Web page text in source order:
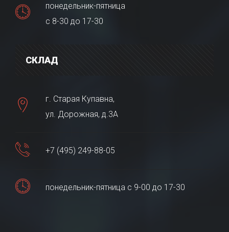
понедельник-пятница
с 8-30 до 17-30
СКЛАД
г. Старая Купавна,
ул. Дорожная, д.3А
+7 (495) 249-88-05
понедельник-пятница с 9-00 до 17-30